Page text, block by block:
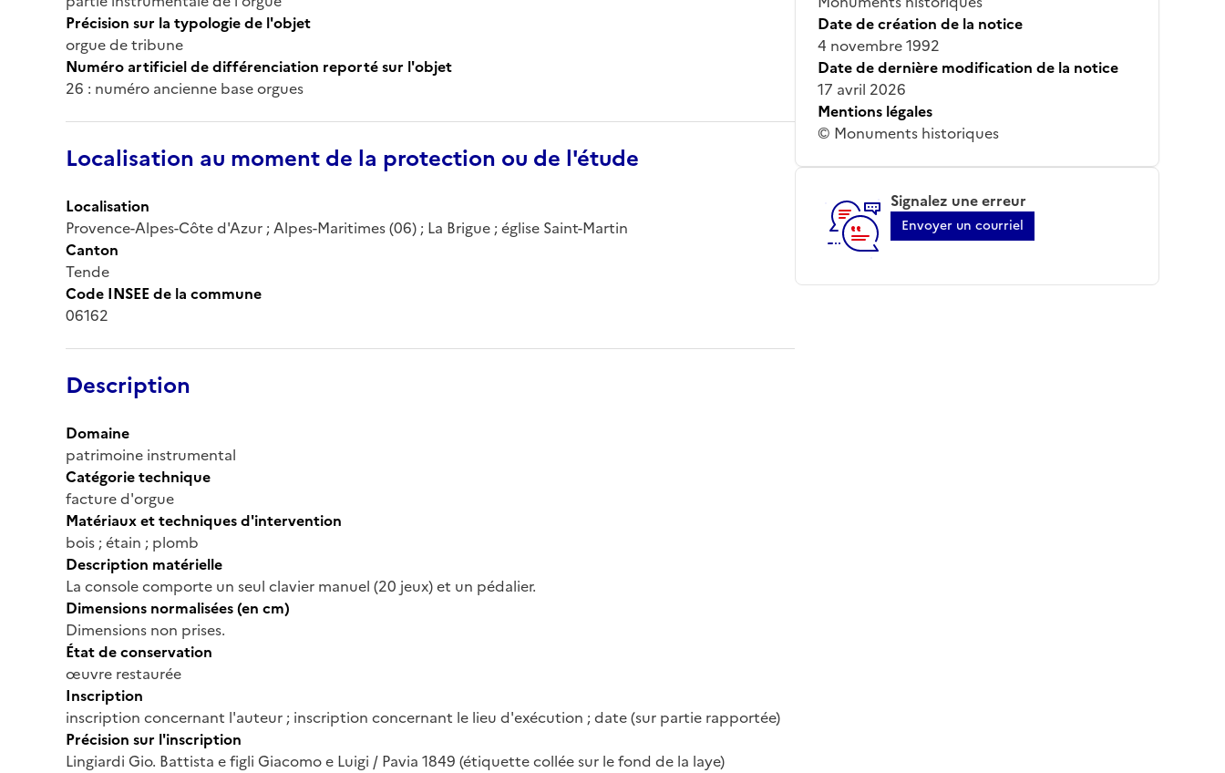
Précision sur la typologie de l'objet
orgue de tribune
Numéro artificiel de différenciation reporté sur l'objet
26 : numéro ancienne base orgues
Localisation au moment de la protection ou de l'étude
Localisation
Provence-Alpes-Côte d'Azur ; Alpes-Maritimes (06) ; La Brigue ; église Saint-Martin
Canton
Tende
Code INSEE de la commune
06162
Description
Domaine
patrimoine instrumental
Catégorie technique
facture d'orgue
Matériaux et techniques d'intervention
bois ; étain ; plomb
Description matérielle
La console comporte un seul clavier manuel (20 jeux) et un pédalier.
Dimensions normalisées (en cm)
Dimensions non prises.
État de conservation
œuvre restaurée
Inscription
inscription concernant l'auteur ; inscription concernant le lieu d'exécution ; date (sur partie rapportée)
Précision sur l'inscription
Lingiardi Gio. Battista e figli Giacomo e Luigi / Pavia 1849 (étiquette collée sur le fond de la laye)
Date de création de la notice
4 novembre 1992
Date de dernière modification de la notice
17 avril 2026
Mentions légales
© Monuments historiques
Signalez une erreur
Envoyer un courriel